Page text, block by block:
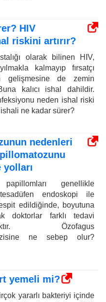
HIV
riskini artırır?
olarak bilinen HIV,
kalmayıp fırsatçı
gelişmesine de zemin
kalıcı ishal dahildir.
neden ishal riski
ishali ne kadar sürer?
nedenleri
genellikle
endoskopi ile
edildiğinde, boyutuna
doktorlar farklı tedavi
Özofagus
ne sebep olur?
yemeli mi?
yararlı bakteriyi içinde